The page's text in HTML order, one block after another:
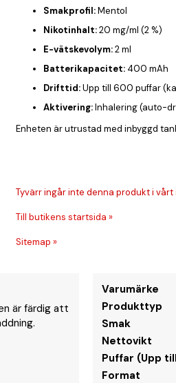
Smakprofil:Mentol
Nikotinhalt:20 mg/ml (2 %)
E-vätskevolym:2 ml
Batterikapacitet: 400 mAh
Drifttid:Upp till 600 puffar
Aktivering:Inhalering (auto-
Enheten är utrustad med inbyggd
Tyvärr ingår inte denna produkt i
Till butikens startsida »
Sitemap »
är färdig att
Varumärke
Produkttyp
Smak
Nettovikt
Puffar (Upp
Format